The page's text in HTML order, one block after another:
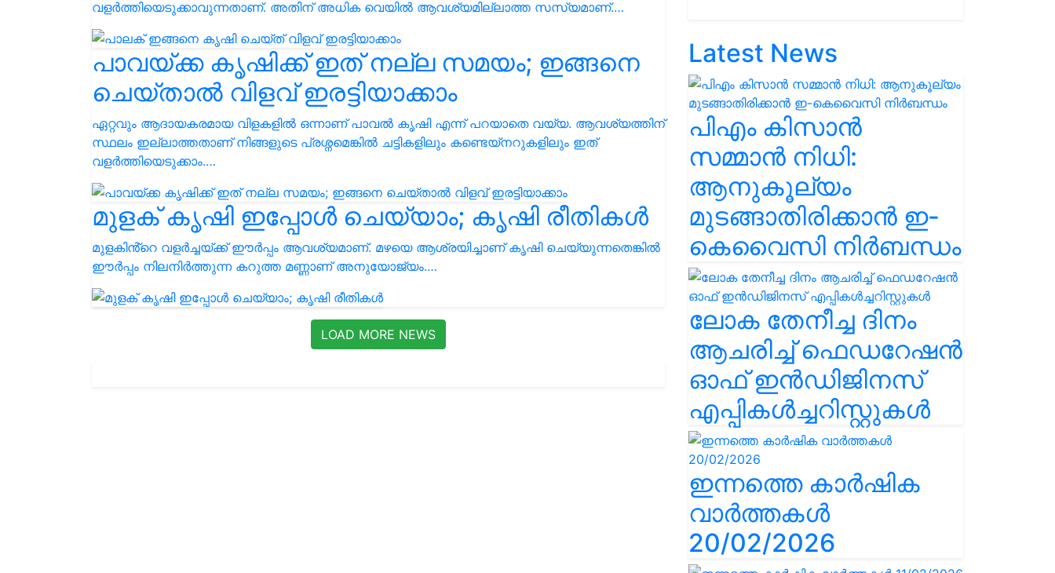
വളർത്തിയെടുക്കാവുന്നതാണ്. അതിന് അധിക വെയിൽ ആവശ്യമില്ലാത്ത സസ്യമാണ്.…
പാവയ്ക്ക കൃഷിക്ക് ഇത് നല്ല സമയം; ഇങ്ങനെ
ചെയ്താൽ വിളവ് ഇരട്ടിയാക്കാം
ഏറ്റവും ആദായകരമായ വിളകളിൽ ഒന്നാണ് പാവൽ കൃഷി എന്ന് പറയാതെ വയ്യ. ആവശ്യത്തിന്
സ്ഥലം ഇല്ലാത്തതാണ് നിങ്ങളുടെ പ്രശ്നമെങ്കിൽ ചട്ടികളിലും കണ്ടെയ്നറുകളിലും ഇത്
വളർത്തിയെടുക്കാം.…
മുളക് കൃഷി ഇപ്പോൾ ചെയ്യാം; കൃഷി രീതികൾ
മുളകിൻ്റെ വളർച്ചയ്ക്ക് ഈർപ്പം ആവശ്യമാണ്. മഴയെ ആശ്രയിച്ചാണ് കൃഷി ചെയ്യുന്നതെങ്കിൽ
ഈർപ്പം നിലനിർത്തുന്ന കറുത്ത മണ്ണാണ് അനുയോജ്യം.…
LOAD MORE NEWS
Latest News
പിഎം കിസാൻ
സമ്മാൻ നിധി:
ആനുകൂല്യം
മുടങ്ങാതിരിക്കാൻ ഇ-
കെവൈസി നിർബന്ധം
ലോക തേനീച്ച ദിനം
ആചരിച്ച് ഫെഡറേഷൻ
ഓഫ് ഇൻഡിജിനസ്
എപ്പികൾച്ചറിസ്റ്റുകൾ
ഇന്നത്തെ കാർഷിക
വാർത്തകൾ
20/02/2026